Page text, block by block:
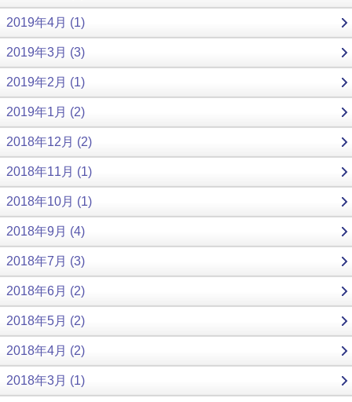
2019年4月 (1)
2019年3月 (3)
2019年2月 (1)
2019年1月 (2)
2018年12月 (2)
2018年11月 (1)
2018年10月 (1)
2018年9月 (4)
2018年7月 (3)
2018年6月 (2)
2018年5月 (2)
2018年4月 (2)
2018年3月 (1)